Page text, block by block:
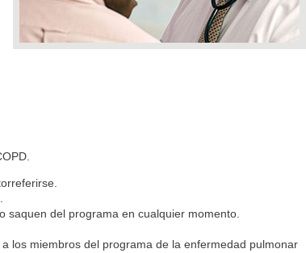
saquen del programa en cualquier momento.
los miembros del programa de la enfermedad pulmonar